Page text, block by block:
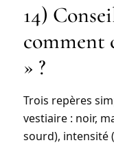
14)
comment
» ?
Trois repères
vestiaire : noir,
sourd), intensité